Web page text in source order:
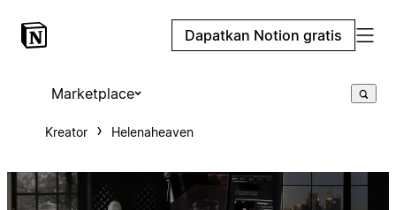
Dapatkan Notion gratis
Marketplace
Kreator Helenaheaven